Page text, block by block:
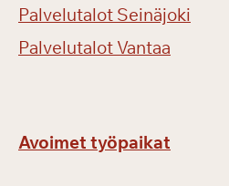
Palvelutalot Seinäjoki
Palvelutalot Vantaa
Avoimet työpaikat